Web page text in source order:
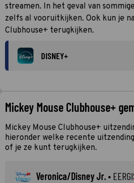
streamen. In het geval van
zelfs al vooruitkijken. Ook kun je
Clubhouse+ terugkijken.
DISNEY+
Mickey Mouse Clubhouse+
Mickey Mouse Clubhouse+
hieronder welke recente
of je ze kunt terugkijken.
Veronica/Disney Jr.•